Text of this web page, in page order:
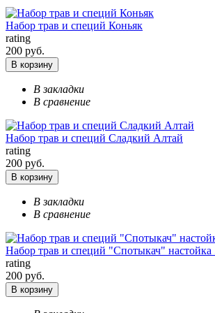
Набор трав и специй Коньяк
rating
200 руб.
В корзину
В закладки
В сравнение
Набор трав и специй Сладкий Алтай
rating
200 руб.
В корзину
В закладки
В сравнение
Набор трав и специй "Спотыкач" настойка
rating
200 руб.
В корзину